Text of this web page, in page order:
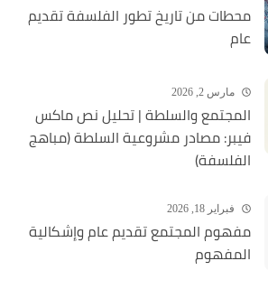
محطات من تاريخ تطور الفلسفة تقديم
عام
مارس 2, 2026
المجتمع والسلطة | تحليل نص ماكس
فيبر: مصادر مشروعية السلطة (مباهج
الفلسفة)
فبراير 18, 2026
مفهوم المجتمع تقديم عام وإشكالية
المفهوم